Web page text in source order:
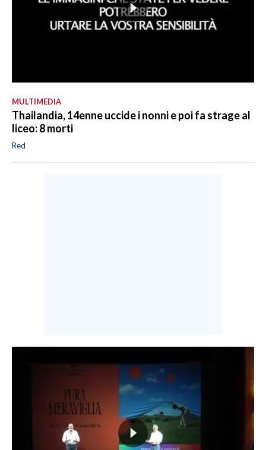
MULTIMEDIA
Thailandia, 14enne uccide i nonni e poi fa strage al
liceo: 8 morti
Red